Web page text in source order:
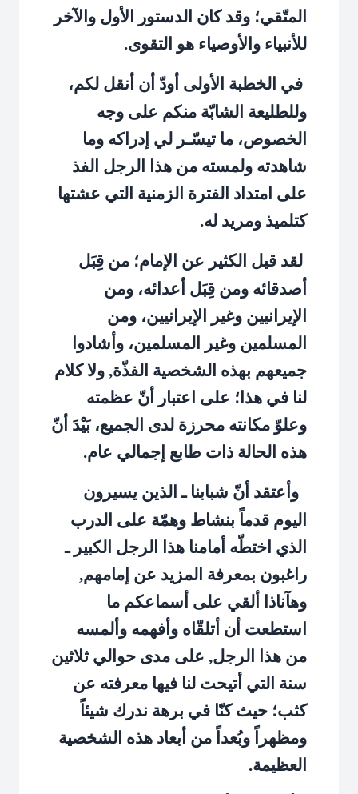
المتّقي؛ وقد كان الدستور الأول والآخر
للأنبياء والأوصياء هو التقوى.
في الخطبة الأولى أودّ أن أنقل لكم،
وللطليعة الشابّة منكم على وجه
الخصوص، ما تيسّـر لي إدراكه وما
شاهدته ولمسته من هذا الرجل الفذ
على امتداد الفترة الزمنية التي عشتها
كتلميذ ومريد له.
لقد قيل الكثير عن الإمام؛ من قِبَل
أصدقائه ومن قِبَل أعدائه، ومن
الإيرانيين وغير الإيرانيين، ومن
المسلمين وغير المسلمين، وأشادوا
جميعهم بهذه الشخصية الفذّة, ولا كلام
لنا في هذا؛ على اعتبار أنّ عظمته
وعلوّ مكانته محرزة لدى الجميع، بَيْدَ أنّ
هذه الحالة ذات طابع إجمالي عام.
وأعتقد أنّ شبابنا ـ الذين يسيرون
اليوم قدماً بنشاط وهمّة على الدرب
الذي اختطّه أمامنا هذا الرجل الكبير ـ
راغبون بمعرفة المزيد عن إمامهم,
وهآناذا ألقي على أسماعكم ما
استطعت أن أتلقّاه وأفهمه وألمسه
من هذا الرجل, على مدى حوالي ثلاثين
سنة التي أتيحت لنا فيها معرفته عن
كثب؛ حيث كنّا في برهة ندرك شيئاً
ومظهراً وبُعداً من أبعاد هذه الشخصية
العظيمة.